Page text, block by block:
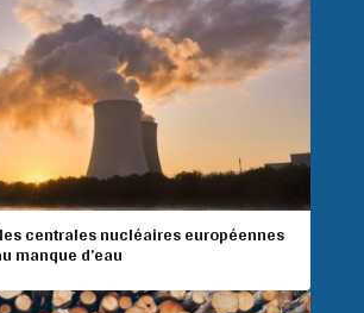
centrales nucléaires européennes
manque d’eau